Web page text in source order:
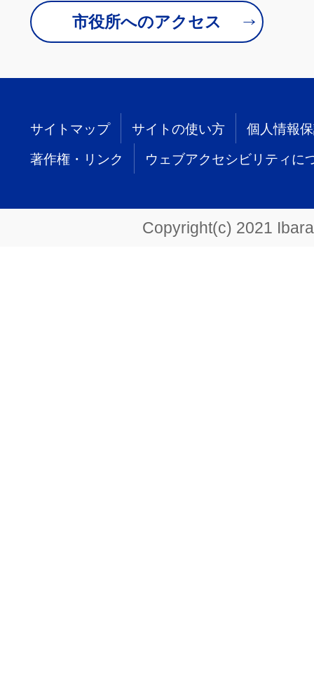
市役所へのアクセス
サイトマップ サイトの使い方 個人情報
著作権・リンク ウェブアクセシビリティに
Copyright(c) 2021